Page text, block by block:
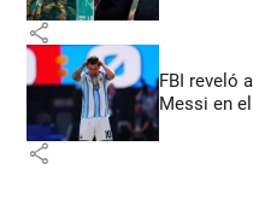
share
FBI reveló
Messi en
share